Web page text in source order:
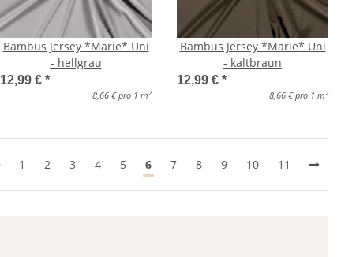
Bambus Jersey *Marie* Uni
- hellgrau
12,99 € *
8,66 € pro 1 m2
Bambus Jersey *Marie* Uni
- kaltbraun
12,99 € *
8,66 € pro 1 m2
1 2 3 4 5 6 7 8 9 10 11